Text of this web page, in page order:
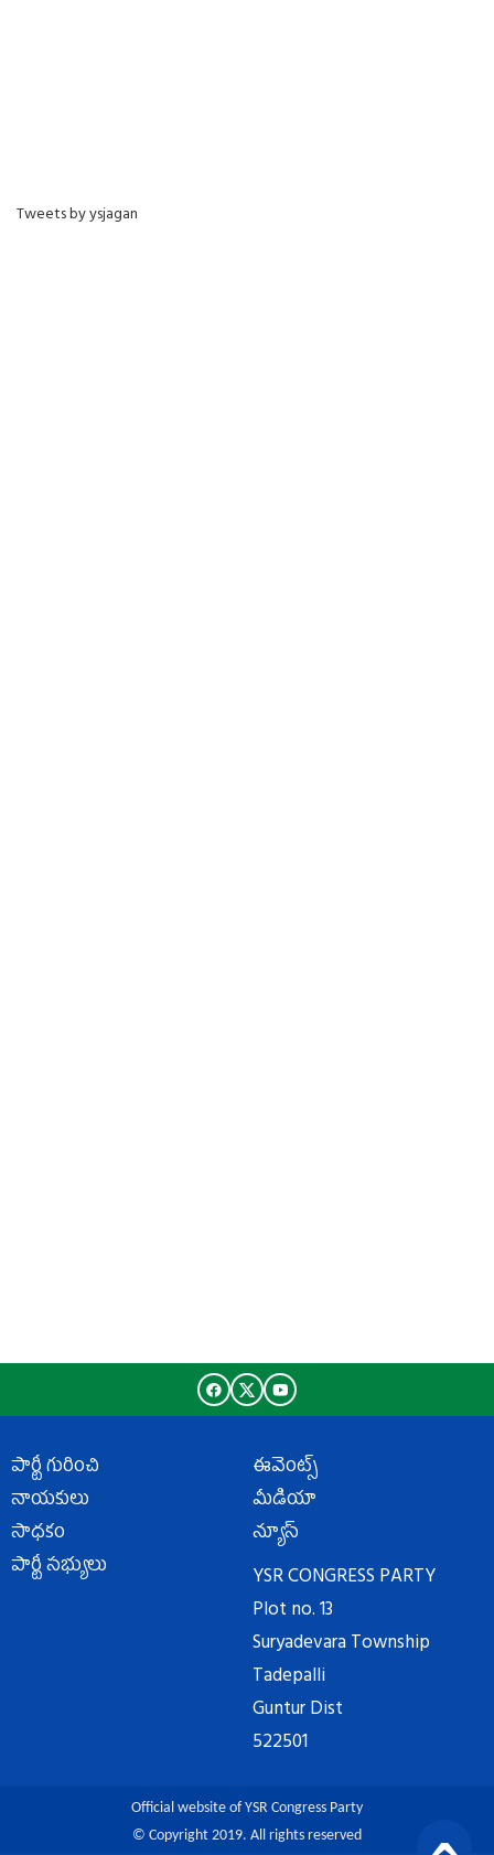
Tweets by ysjagan
పార్టీ గురించి
నాయకులు
సాధకం
పార్టీ సభ్యులు
ఈవెంట్స్
మీడియా
న్యూస్
YSR CONGRESS PARTY
Plot no. 13
Suryadevara Township
Tadepalli
Guntur Dist
522501
Official website of YSR Congress Party
© Copyright 2019. All rights reserved